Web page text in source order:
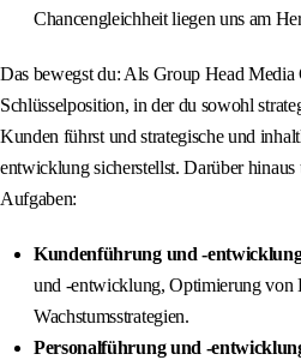
Chancengleichheit liegen uns am
Das bewegst du: Als Group Head
Schlüsselposition, in der du sowohl
Kunden führst und strategische und
entwicklung sicherstellst. Darüber
Aufgaben:
Kundenführung und -
und -entwicklung, Optimierung von
Wachstumsstrategien.
Personalführung und -